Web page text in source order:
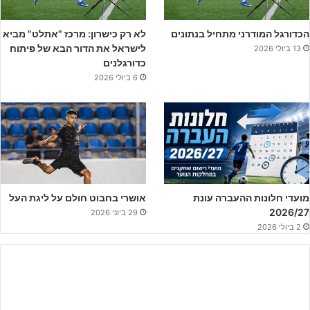
שנתון 2008 של בני יהודה – קבוצה שנבנית לעונה הבאה בליגת
העל (מדיה בני יהודה)
מה למעשה המטרה שלכם העונה?
הכדורגל המודרני מתחיל בנתונים
13 ביולי 2026
לא רק כישרון: מרכז "אתלט" מביא
לישראל את הדור הבא של פיתוח
כדורגלנים
6 ביולי 2026
מועדי חלונות ההעברה עונת
2026/27
2 ביולי 2026
אושרי בחבוט חולם על ליגת העל
29 ביוני 2026